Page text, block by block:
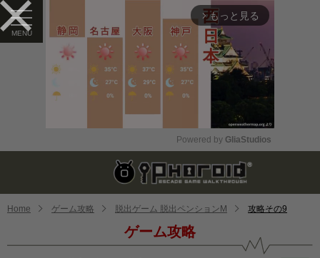
arrow_forward_ios もっと見る
Mute
Powered by GliaStudios
Home ゲーム攻略 脱出ゲーム 脱出ペンションM 攻略その9
ゲーム攻略